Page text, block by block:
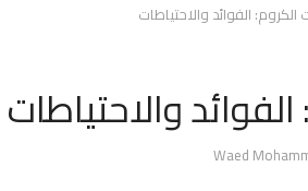
الفوائد والاحتياطات
والاحتياطات
Waed